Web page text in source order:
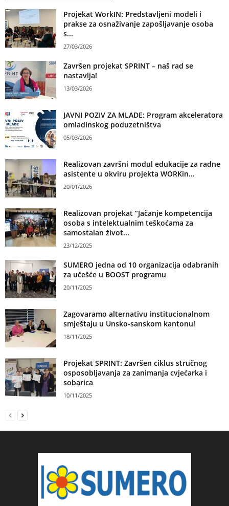
Projekat WorkIN: Predstavljeni modeli i
prakse za osnaživanje zapošljavanje osoba
s...
27/03/2026
Završen projekat SPRINT – naš rad se
nastavlja!
13/03/2026
JAVNI POZIV ZA MLADE: Program akceleratora
omladinskog poduzetništva
05/03/2026
Realizovan završni modul edukacije za radne
asistente u okviru projekta WORKin...
20/01/2026
Realizovan projekat ”Jačanje kompetencija
osoba s intelektualnim teškoćama za
samostalan život...
23/12/2025
SUMERO jedna od 10 organizacija odabranih
za učešće u BOOST programu
20/11/2025
Zagovaramo alternativu institucionalnom
smještaju u Unsko-sanskom kantonu!
18/11/2025
Projekat SPRINT: Završen ciklus stručnog
osposobljavanja za zanimanja cvjećarka i
sobarica
10/11/2025